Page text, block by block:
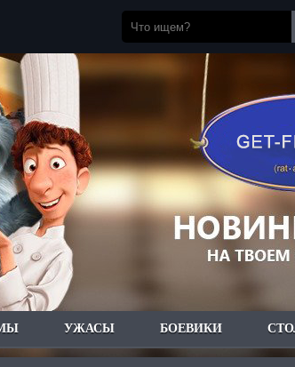
УЖАСЫ БОЕВИКИ